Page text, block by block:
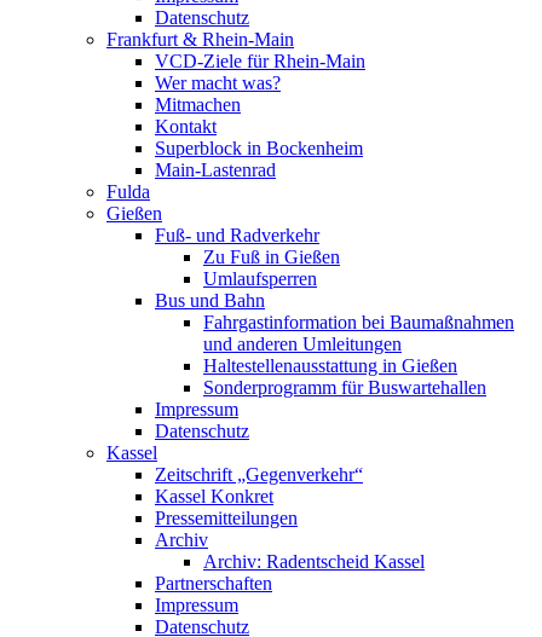
Datenschutz
Frankfurt & Rhein-Main
VCD-Ziele für Rhein-Main
Wer macht was?
Mitmachen
Kontakt
Superblock in Bockenheim
Main-Lastenrad
Fulda
Gießen
Fuß- und Radverkehr
Zu Fuß in Gießen
Umlaufsperren
Bus und Bahn
Fahrgastinformation bei Baumaßnahmen
und anderen Umleitungen
Haltestellenausstattung in Gießen
Sonderprogramm für Buswartehallen
Impressum
Datenschutz
Kassel
Zeitschrift „Gegenverkehr“
Kassel Konkret
Pressemitteilungen
Archiv
Archiv: Radentscheid Kassel
Partnerschaften
Impressum
Datenschutz